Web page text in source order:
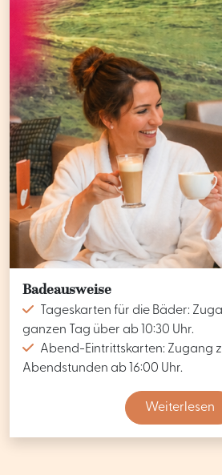
Badeausweise
Tageskarten für die Bäder:
ganzen Tag über ab 10:30 Uhr.
Abend-Eintrittskarten: Zugang
Abendstunden ab 16:00 Uhr.
Weiterlesen